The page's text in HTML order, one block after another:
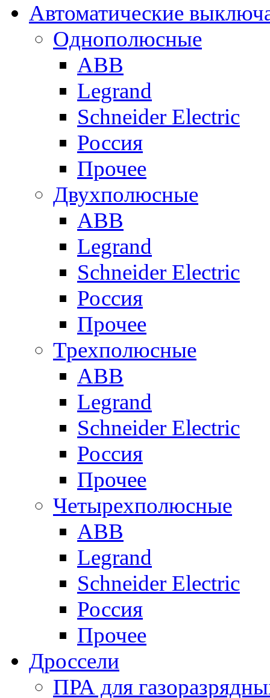
Автоматические
Однополюсные
ABB
Legrand
Schneider Electric
Россия
Прочее
Двухполюсные
ABB
Legrand
Schneider Electric
Россия
Прочее
Трехполюсные
ABB
Legrand
Schneider Electric
Россия
Прочее
Четырехполюсные
ABB
Legrand
Schneider Electric
Россия
Прочее
Дроссели
ПРА для